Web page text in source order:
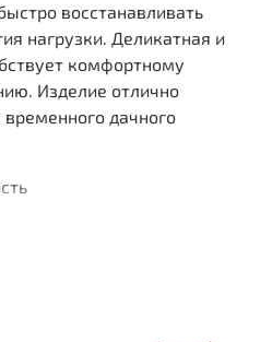
восстанавливать
нагрузки. Деликатная и
комфортному
Изделие отлично
временного дачного